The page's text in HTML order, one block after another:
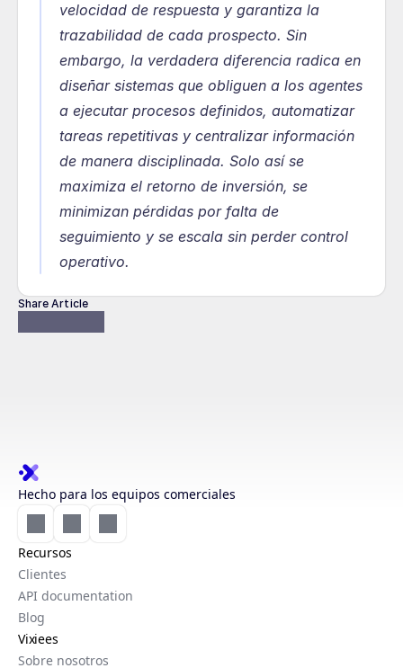
velocidad de respuesta y garantiza la
trazabilidad de cada prospecto. Sin
embargo, la verdadera diferencia radica en
diseñar sistemas que obliguen a los agentes
a ejecutar procesos definidos, automatizar
tareas repetitivas y centralizar información
de manera disciplinada. Solo así se
maximiza el retorno de inversión, se
minimizan pérdidas por falta de
seguimiento y se escala sin perder control
operativo.
Share Article
Hecho para los equipos comerciales
Recursos
Clientes
API documentation
Blog
Vixiees
Sobre nosotros